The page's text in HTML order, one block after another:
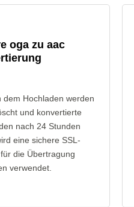
oga zu aac
dem Hochladen werden
und konvertierte
nach 24 Stunden
eine sichere SSL-
die Übertragung
verwendet.